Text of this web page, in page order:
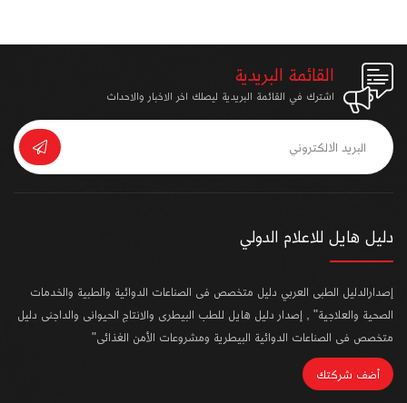
القائمة البريدية
اشترك في القائمة البريدية ليصلك اخر الاخبار والاحداث
دليل هايل للاعلام الدولي
إصدارالدليل الطبى العربي دليل متخصص فى الصناعات الدوائية والطبية والخدمات
الصحية والعلاجية" , إصدار دليل هايل للطب البيطرى والانتاج الحيوانى والداجنى دليل
متخصص فى الصناعات الدوائية البيطرية ومشروعات الأمن الغذائى"
أضف شركتك